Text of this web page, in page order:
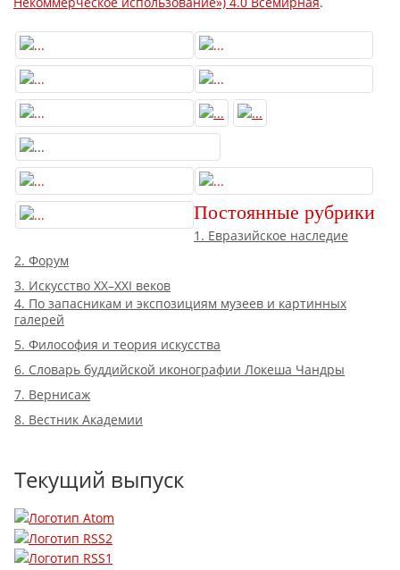
Постоянные рубрики
1. Евразийское наследие
2. Форум
3. Искусство XX–XXI веков
4. По запасникам и экспозициям музеев и картинных
галерей
5. Философия и теория искусства
6. Словарь буддийской иконографии Локеша Чандры
7. Вернисаж
8. Вестник Академии
Текущий выпуск